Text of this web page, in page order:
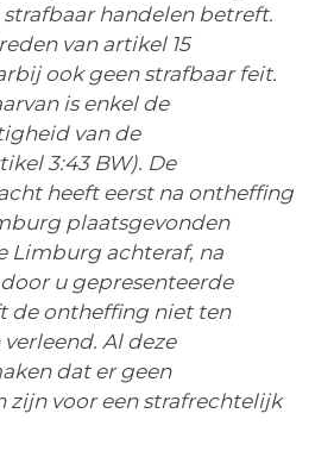
handelen betreft.
van artikel 15
ook geen strafbaar feit.
is enkel de
van de
3:43 BW). De
heeft eerst na ontheffing
plaatsgevonden
Limburg achteraf, na
u gepresenteerde
de ontheffing niet ten
Al deze
dat er geen
zijn voor een strafrechtelijk